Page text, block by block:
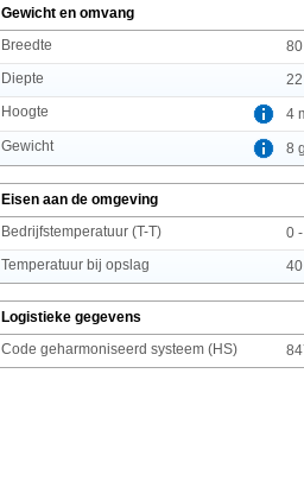
Gewicht en omvang
Breedte
Diepte
Hoogte
4
Gewicht
8
Eisen aan de omgeving
Bedrijfstemperatuur (T-T)
0
Temperatuur bij opslag
Logistieke gegevens
Code geharmoniseerd systeem (HS)